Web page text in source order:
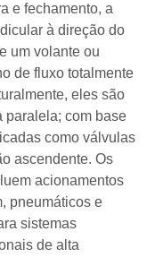
e fechamento, a
à direção do
um volante ou
de fluxo totalmente
eles são
paralela; com base
como válvulas
ascendente. Os
acionamentos
pneumáticos e
sistemas
de alta